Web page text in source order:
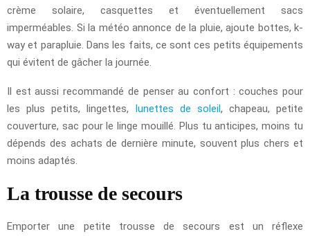
crème solaire, casquettes et éventuellement sacs
imperméables. Si la météo annonce de la pluie, ajoute bottes, k-
way et parapluie. Dans les faits, ce sont ces petits équipements
qui évitent de gâcher la journée.
Il est aussi recommandé de penser au confort : couches pour
les plus petits, lingettes, lunettes de soleil, chapeau, petite
couverture, sac pour le linge mouillé. Plus tu anticipes, moins tu
dépends des achats de dernière minute, souvent plus chers et
moins adaptés.
La trousse de secours
Emporter une petite trousse de secours est un réflexe